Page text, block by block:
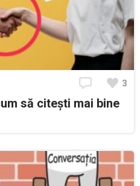
3
să citești mai bine